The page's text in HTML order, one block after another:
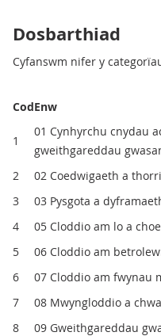
Dosbarthiad
Cyfanswm nifer y
CodEnw
1
01 Cynhyrchu cnydau
gweithgareddau
2
02 Coedwigaeth a
3
03 Pysgota a
4
05 Cloddio am lo a
5
06 Cloddio am
6
07 Cloddio am fwynau
7
08 Mwyngloddio a
8
09 Gweithgareddau